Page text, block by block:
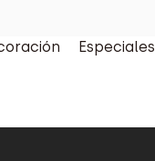
Especiales